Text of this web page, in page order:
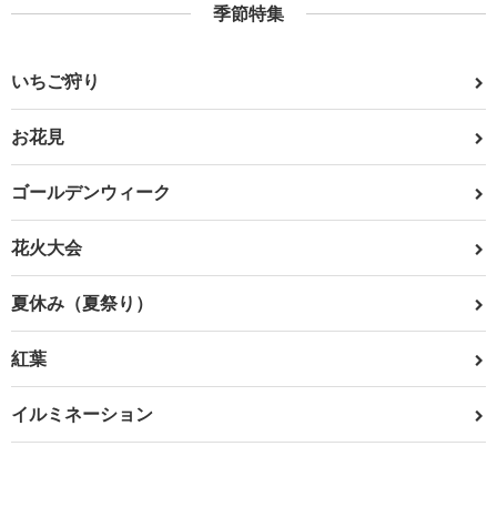
季節特集
いちご狩り
お花見
ゴールデンウィーク
花火大会
夏休み（夏祭り）
紅葉
イルミネーション